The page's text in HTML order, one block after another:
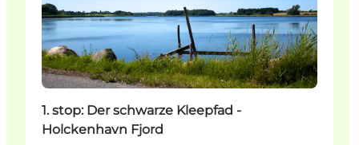
1. stop: Der schwarze Kleepfad -
Holckenhavn Fjord